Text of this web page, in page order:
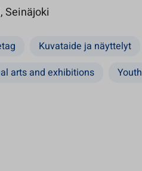
Seinäjoki
Kuvataide ja näyttelyt
arts and exhibitions Youth